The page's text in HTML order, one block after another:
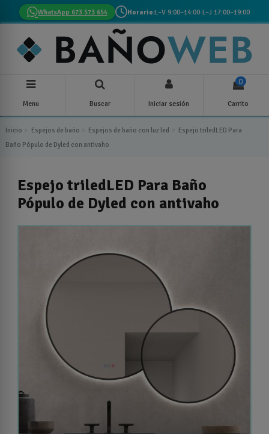
WhatsApp 673 573 654 Horario:L–V 9:00–14:00·L–J 17:00–19:00
Menu Buscar Iniciar sesión
0
Carrito
Inicio Espejos de baño Espejos de baño con luz led
Espejo triledLED Para
Baño Pópulo de Dyled con antivaho
Espejo triledLED Para Baño
Pópulo de Dyled con antivaho